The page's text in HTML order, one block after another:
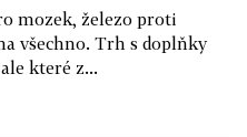
mozek, železo proti
všechno. Trh s doplňky
které z...